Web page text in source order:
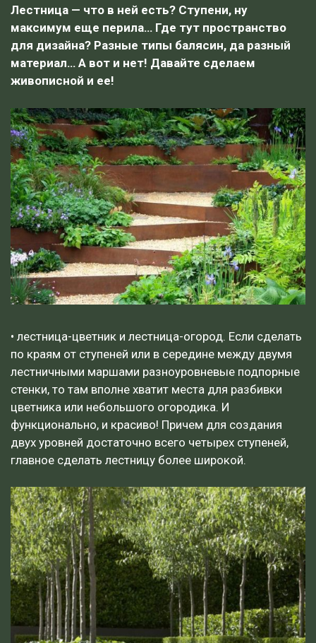
Лестница — что в ней есть? Ступени, ну
максимум еще перила… Где тут пространство
для дизайна? Разные типы балясин, да разный
материал… А вот и нет! Давайте сделаем
живописной и ее!
• лестница-цветник и лестница-огород. Если сделать
по краям от ступеней или в середине между двумя
лестничными маршами разноуровневые подпорные
стенки, то там вполне хватит места для разбивки
цветника или небольшого огородика. И
функционально, и красиво! Причем для создания
двух уровней достаточно всего четырех ступеней,
главное сделать лестницу более широкой.